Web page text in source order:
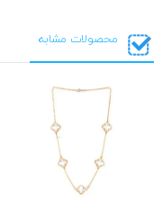
محصولات مشابه